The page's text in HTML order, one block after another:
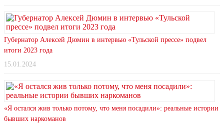
Губернатор Алексей Дюмин в интервью «Тульской прессе» подвел
итоги 2023 года
15.01.2024
«Я остался жив только потому, что меня посадили»: реальные истории
бывших наркоманов